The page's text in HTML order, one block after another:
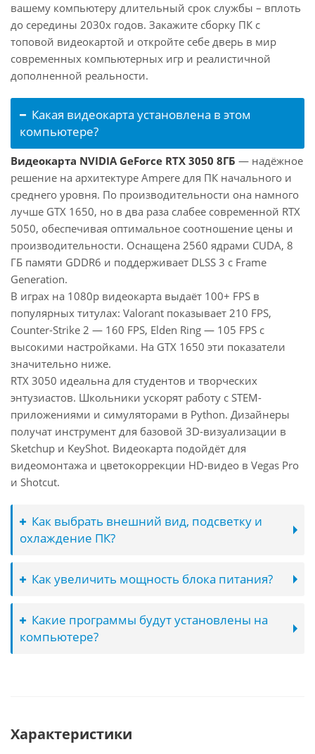
вашему компьютеру длительный срок службы – вплоть
до середины 2030х годов. Закажите сборку ПК с
топовой видеокартой и откройте себе дверь в мир
современных компьютерных игр и реалистичной
дополненной реальности.
Какая видеокарта установлена в этом
компьютере?
Видеокарта NVIDIA GeForce RTX 3050 8ГБ — надёжное
решение на архитектуре Ampere для ПК начального и
среднего уровня. По производительности она намного
лучше GTX 1650, но в два раза слабее современной RTX
5050, обеспечивая оптимальное соотношение цены и
производительности. Оснащена 2560 ядрами CUDA, 8
ГБ памяти GDDR6 и поддерживает DLSS 3 с Frame
Generation.
В играх на 1080p видеокарта выдаёт 100+ FPS в
популярных титулах: Valorant показывает 210 FPS,
Counter-Strike 2 — 160 FPS, Elden Ring — 105 FPS с
высокими настройками. На GTX 1650 эти показатели
значительно ниже.
RTX 3050 идеальна для студентов и творческих
энтузиастов. Школьники ускорят работу с STEM-
приложениями и симуляторами в Python. Дизайнеры
получат инструмент для базовой 3D-визуализации в
Sketchup и KeyShot. Видеокарта подойдёт для
видеомонтажа и цветокоррекции HD-видео в Vegas Pro
и Shotcut.
Как выбрать внешний вид, подсветку и
охлаждение ПК?
Как увеличить мощность блока питания?
Какие программы будут установлены на
компьютере?
Характеристики